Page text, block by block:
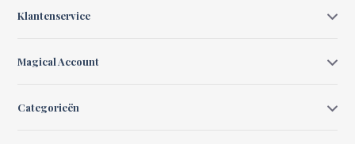
Klantenservice
Magical Account
Categorieën